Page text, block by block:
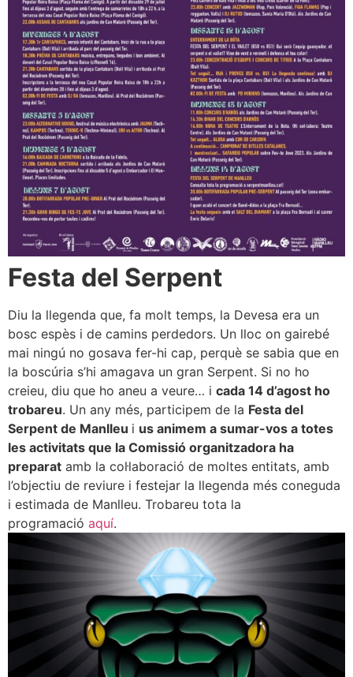
Festa del Serpent
Diu la llegenda que, fa molt temps, la Devesa era un
bosc espès i de camins perdedors. Un lloc on gairebé
mai ningú no gosava fer-hi cap, perquè se sabia que en
la boscúria s’hi amagava un gran Serpent. Si no ho
creieu, diu que ho aneu a veure… i cada 14 d’agost ho
trobareu. Un any més, participem de la Festa del
Serpent de Manlleu i us animem a sumar-vos a totes
les activitats que la Comissió organitzadora ha
preparat amb la col·laboració de moltes entitats, amb
l’objectiu de reviure i festejar la llegenda més coneguda
i estimada de Manlleu. Trobareu tota la
programació aquí.